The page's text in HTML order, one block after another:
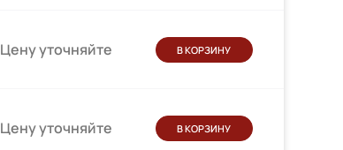
Цену уточняйте В КОРЗИНУ
Цену уточняйте В КОРЗИНУ